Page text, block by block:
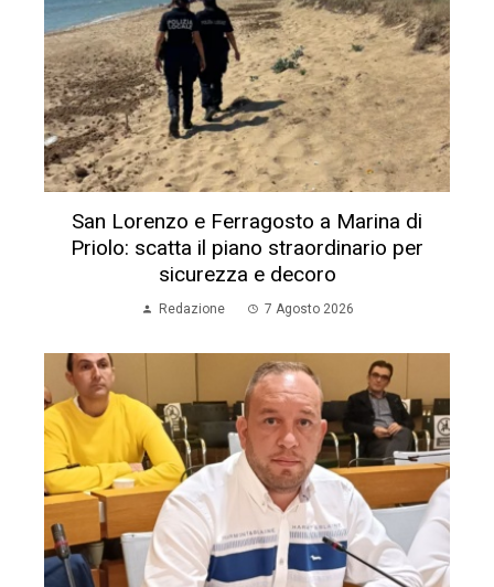
San Lorenzo e Ferragosto a Marina di
Priolo: scatta il piano straordinario per
sicurezza e decoro
Redazione 7 Agosto 2026